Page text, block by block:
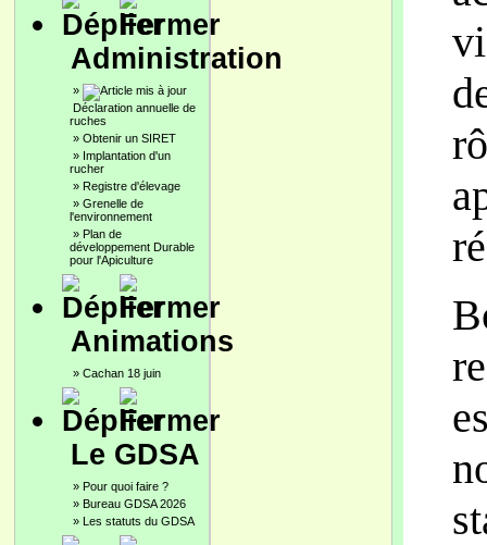
Administration
»
Déclaration annuelle de
ruches
» Obtenir un SIRET
» Implantation d'un
rucher
» Registre d'élevage
» Grenelle de
l'environnement
» Plan de
développement Durable
pour l'Apiculture
Animations
» Cachan 18 juin
Le GDSA
» Pour quoi faire ?
» Bureau GDSA 2026
» Les statuts du GDSA